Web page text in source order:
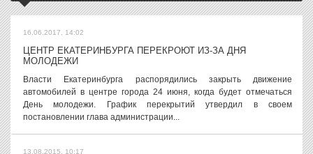
16.06.2017, 14:02
ЦЕНТР ЕКАТЕРИНБУРГА ПЕРЕКРОЮТ ИЗ-ЗА ДНЯ
МОЛОДЕЖИ
Власти Екатеринбурга распорядились закрыть движение
автомобилей в центре города 24 июня, когда будет отмечаться
День молодежи. График перекрытий утвердил в своем
постановлении глава администрации...
13.08.2015, 10:17